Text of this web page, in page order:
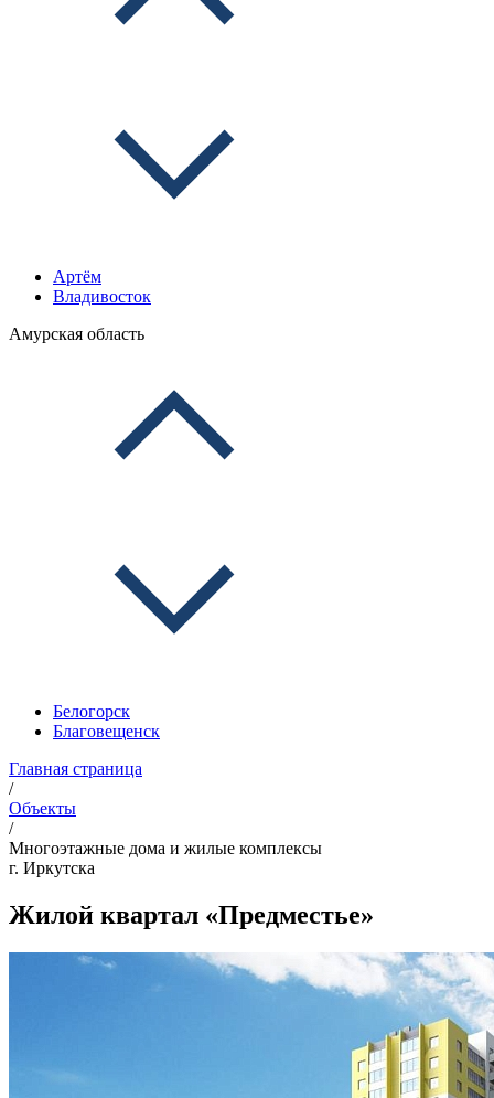
Артём
Владивосток
Амурская область
Белогорск
Благовещенск
Главная страница
/
Объекты
/
Многоэтажные дома и жилые комплексы
г. Иркутска
Жилой квартал «Предместье»